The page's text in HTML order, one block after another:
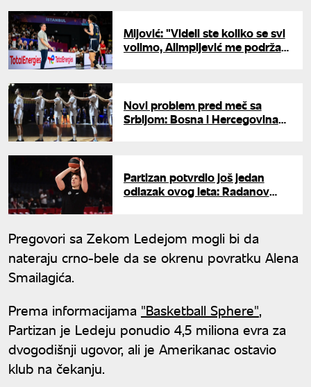
Mijović: "Videli ste koliko se svi
volimo, Alimpijević me podržao
Novi problem pred meč sa
Srbijom: Bosna i Hercegovina
Partizan potvrdio još jedan
odlazak ovog leta: Radanov
Pregovori sa Zekom Ledejom mogli bi da
nateraju crno-bele da se okrenu povratku Alena
Smailagića.
Prema informacijama "Basketball Sphere",
Partizan je Ledeju ponudio 4,5 miliona evra za
dvogodišnji ugovor, ali je Amerikanac ostavio
klub na čekanju.